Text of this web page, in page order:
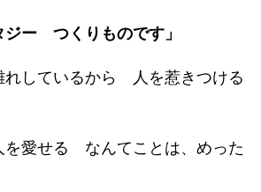
ー つくりものです」
しているから 人を惹きつける
愛せる なんてことは、めった